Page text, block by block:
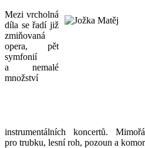
Mezi vrcholná
díla se řadí již
zmiňovaná
opera, pět
symfonií
a nemalé
množství
instrumentálních koncertů.
pro trubku, lesní roh, pozoun a